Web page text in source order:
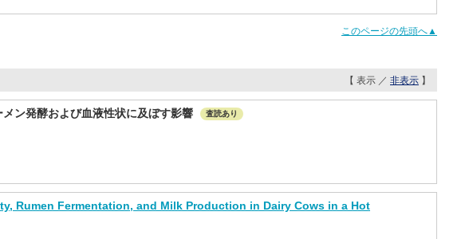
このページの先頭へ▲
【 表示 ／ 非表示 】
ン発酵および血液性状に及ぼす影響 査読あり
Rumen Fermentation, and Milk Production in Dairy Cows in a Hot